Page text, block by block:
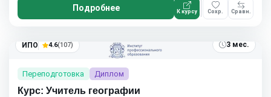
Подробнее К курсу Сохр. Сравн.
ИПО 4.6(107) 3 мес.
Переподготовка Диплом
Курс: Учитель географии